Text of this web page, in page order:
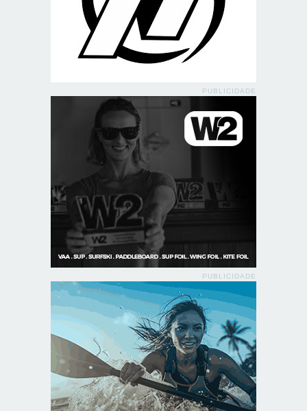
PUBLICIDADE
PUBLICIDADE